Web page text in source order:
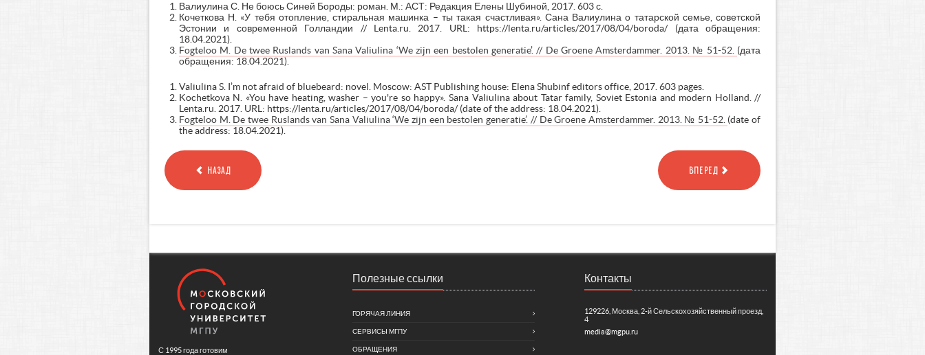
Валиулина С. Не боюсь Синей Бороды: роман. М.: АСТ: Редакция Елены Шубиной, 2017. 603 с.
Кочеткова Н. «У тебя отопление, стиральная машинка – ты такая счастливая». Сана Валиулина о татарской семье, советской
Эстонии и современной Голландии // Lenta.ru. 2017. URL: https://lenta.ru/articles/2017/08/04/boroda/ (дата обращения:
18.04.2021).
Fogteloo M. De twee Ruslands van Sana Valiulina ‘We zijn een bestolen generatie’. // De Groene Amsterdammer. 2013. № 51-52. (дата
обращения: 18.04.2021).
Valiulina S. I’m not afraid of bluebeard: novel. Moscow: AST Publishing house: Elena Shubinf editors office, 2017. 603 pages.
Kochetkova N. «You have heating, washer – you're so happy». Sana Valiulina about Tatar family, Soviet Estonia and modern Holland. //
Lenta.ru. 2017. URL: https://lenta.ru/articles/2017/08/04/boroda/ (date of the address: 18.04.2021).
Fogteloo M. De twee Ruslands van Sana Valiulina ‘We zijn een bestolen generatie’. // De Groene Amsterdammer. 2013. № 51-52. (date of
the address: 18.04.2021).
НАЗАД ВПЕРЕД
С 1995 года готовим
Полезные ссылки
ГОРЯЧАЯ ЛИНИЯ
СЕРВИСЫ МГПУ
ОБРАЩЕНИЯ
Контакты
129226, Москва, 2-й Сельскохозяйственный проезд,
4
media@mgpu.ru